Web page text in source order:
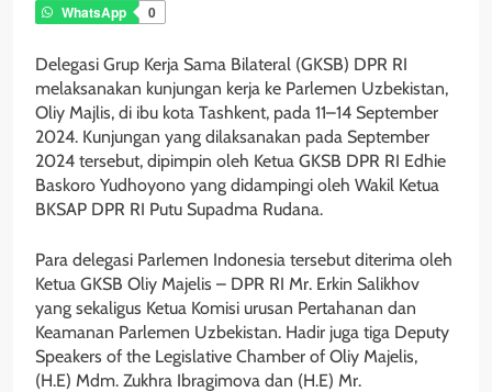
WhatsApp
0
Delegasi Grup Kerja Sama Bilateral (GKSB) DPR RI
melaksanakan kunjungan kerja ke Parlemen Uzbekistan,
Oliy Majlis, di ibu kota Tashkent, pada 11–14 September
2024. Kunjungan yang dilaksanakan pada September
2024 tersebut, dipimpin oleh Ketua GKSB DPR RI Edhie
Baskoro Yudhoyono yang didampingi oleh Wakil Ketua
BKSAP DPR RI Putu Supadma Rudana.
Para delegasi Parlemen Indonesia tersebut diterima oleh
Ketua GKSB Oliy Majelis – DPR RI Mr. Erkin Salikhov
yang sekaligus Ketua Komisi urusan Pertahanan dan
Keamanan Parlemen Uzbekistan. Hadir juga tiga Deputy
Speakers of the Legislative Chamber of Oliy Majelis,
(H.E) Mdm. Zukhra Ibragimova dan (H.E) Mr.